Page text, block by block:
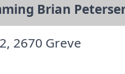
Brian
2670 Greve